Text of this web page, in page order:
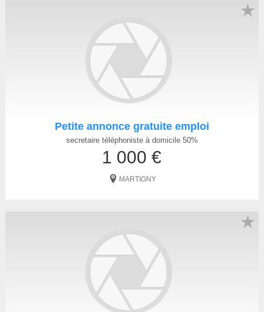
Petite annonce gratuite emploi
secretaire téléphoniste à domicile 50%
1 000 €
MARTIGNY
★
★